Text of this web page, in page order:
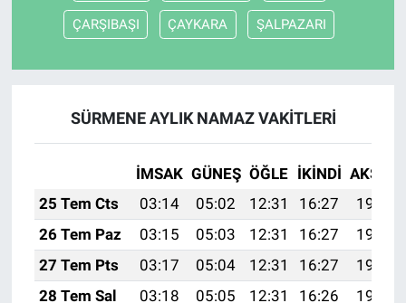
ÇARŞIBAŞI ÇAYKARA ŞALPAZARI
SÜRMENE AYLIK NAMAZ VAKITLERI
İMSAK GÜNEŞ ÖĞLE İKINDI AKŞAM
25 Tem Cts
03:14 05:02 12:31 16:27
19:50
26 Tem Paz
03:15 05:03 12:31 16:27
19:49
27 Tem Pts
03:17 05:04 12:31 16:27
19:48
28 Tem Sal
03:18 05:05 12:31 16:26
19:47